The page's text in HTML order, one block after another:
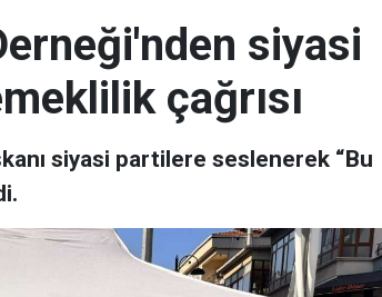
siyasi
çağrısı
siyasi partilere seslenerek “Bu